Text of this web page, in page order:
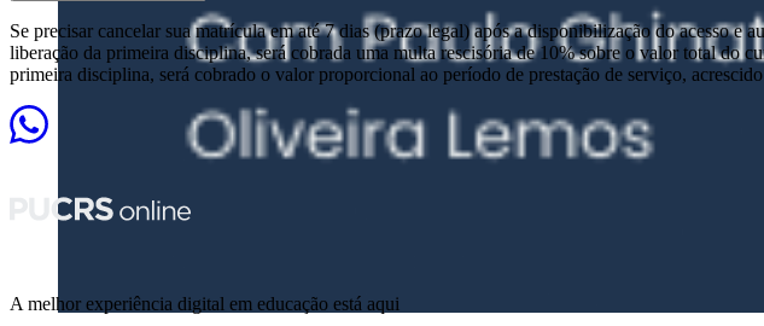
Se precisar cancelar sua matrícula em até 7 dias (prazo legal) após a disponibilização do acesso
liberação da primeira disciplina, será cobrada uma multa rescisória de 10% sobre o valor total do
primeira disciplina, será cobrado o valor proporcional ao período de prestação de serviço,
A melhor experiência digital em educação está aqui